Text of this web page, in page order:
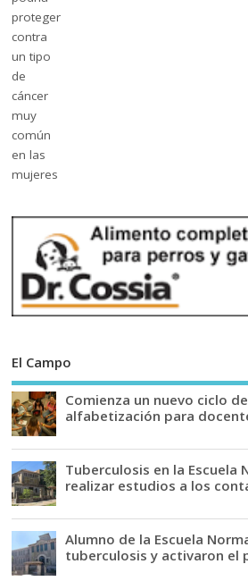
El Campo
Comienza un nuevo ciclo
alfabetización para
Tuberculosis en la Escuela
realizar estudios a los
Alumno de la Escuela
tuberculosis y activaron el